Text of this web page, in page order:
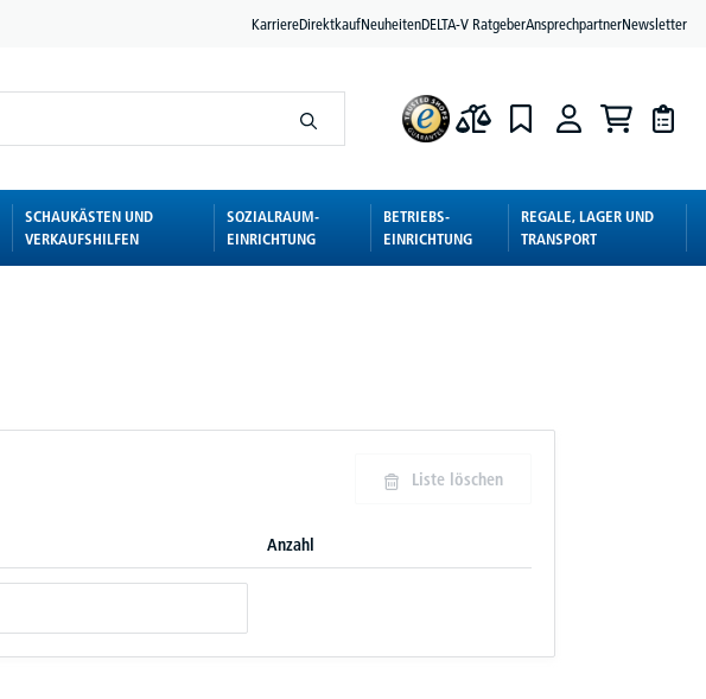
KarriereDirektkaufNeuheitenDELTA-V RatgeberAnsprechpartnerNewsletter
SCHAUKÄSTEN UND
VERKAUFSHILFEN
SOZIALRAUM-
EINRICHTUNG
BETRIEBS-
EINRICHTUNG
REGALE, LAGER UND
TRANSPORT
Liste löschen
Anzahl